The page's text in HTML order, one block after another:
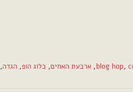
blog hop,
, ארבעת האחים, בלוג הופ, הגדה,